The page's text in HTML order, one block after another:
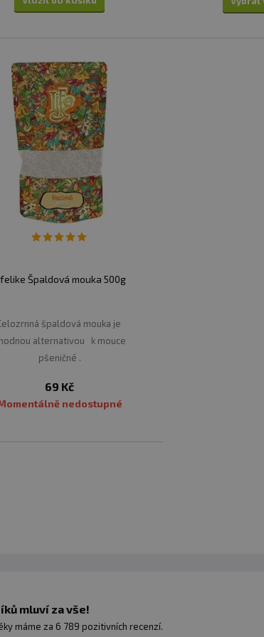
Špaldová mouka 500g
špaldová mouka je
alternativou k mouce
pšeničné .
69 Kč
nedostupné
mluví za vše!
máme za 6 789 pozitivních recenzí.